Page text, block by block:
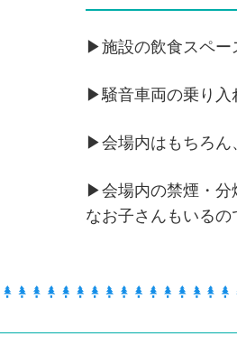
▶施設の飲食スペー
▶騒音車両の乗り入
▶会場内はもちろん
▶会場内の禁煙・分
なお子さんもいる